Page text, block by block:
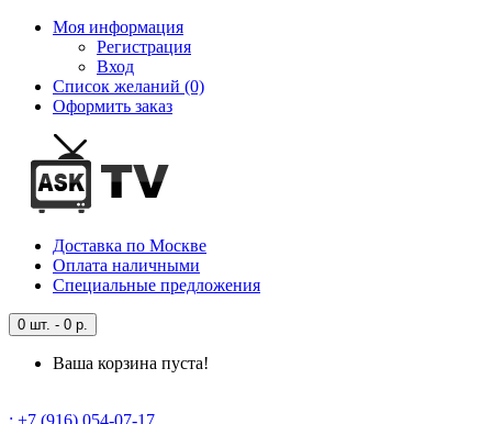
Моя информация
Регистрация
Вход
Список желаний (0)
Оформить заказ
Доставка по Москве
Оплата наличными
Специальные предложения
0 шт. - 0 р.
Ваша корзина пуста!
: +7 (916) 054-07-17